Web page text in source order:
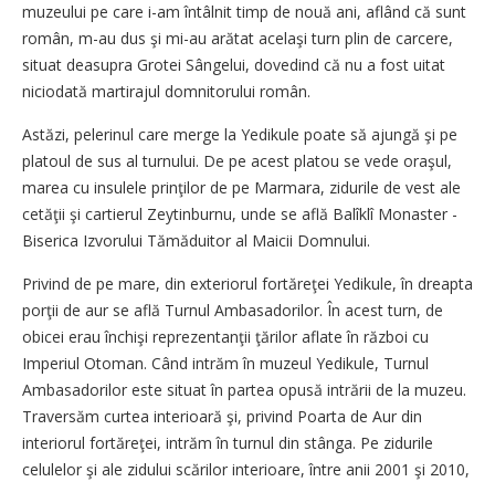
muzeului pe care i-am întâlnit timp de nouă ani, aflând că sunt
român, m-au dus şi mi-au arătat acelaşi turn plin de carcere,
situat deasupra Grotei Sângelui, dovedind că nu a fost uitat
niciodată martirajul domnitorului român.
Astăzi, pelerinul care merge la Yedikule poate să ajungă şi pe
platoul de sus al turnului. De pe acest platou se vede oraşul,
marea cu insulele prinţilor de pe Marmara, zidurile de vest ale
cetăţii şi cartierul Zeytinburnu, unde se află Balîklî Monaster -
Biserica Izvorului Tămăduitor al Maicii Domnului.
Privind de pe mare, din exteriorul fortăreţei Yedikule, în dreapta
porţii de aur se află Turnul Ambasadorilor. În acest turn, de
obicei erau închişi reprezentanţii ţărilor aflate în război cu
Imperiul Otoman. Când intrăm în muzeul Yedikule, Turnul
Ambasadorilor este situat în partea opusă intrării de la muzeu.
Traversăm curtea interioară şi, privind Poarta de Aur din
interiorul fortăreţei, intrăm în turnul din stânga. Pe zidurile
celulelor şi ale zidului scărilor interioare, între anii 2001 şi 2010,